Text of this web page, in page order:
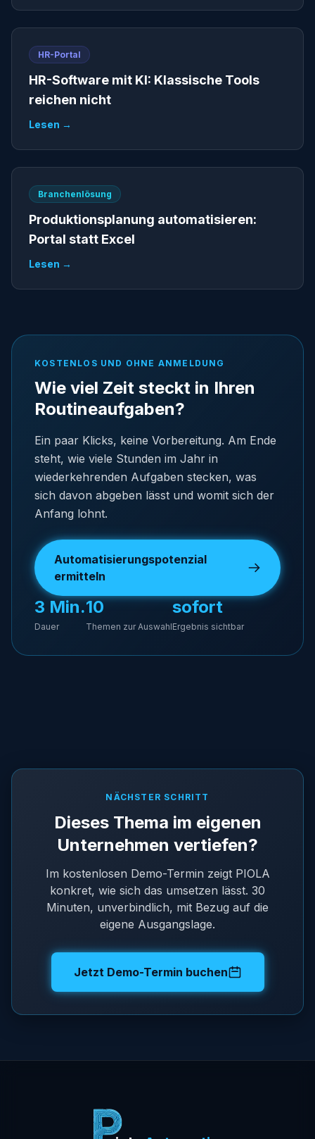
HR-Portal
HR-Software mit KI: Klassische Tools
reichen nicht
Lesen →
Branchenlösung
Produktionsplanung automatisieren:
Portal statt Excel
Lesen →
KOSTENLOS UND OHNE ANMELDUNG
Wie viel Zeit steckt in Ihren
Routineaufgaben?
Ein paar Klicks, keine Vorbereitung. Am Ende
steht, wie viele Stunden im Jahr in
wiederkehrenden Aufgaben stecken, was
sich davon abgeben lässt und womit sich der
Anfang lohnt.
Automatisierungspotenzial
ermitteln
3 Min.
Dauer
10
Themen zur Auswahl
sofort
Ergebnis sichtbar
NÄCHSTER SCHRITT
Dieses Thema im eigenen
Unternehmen vertiefen?
Im kostenlosen Demo-Termin zeigt PIOLA
konkret, wie sich das umsetzen lässt. 30
Minuten, unverbindlich, mit Bezug auf die
eigene Ausgangslage.
Jetzt Demo-Termin buchen